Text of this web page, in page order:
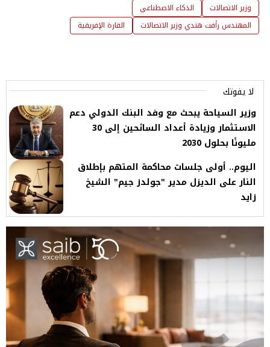
وزير الاتصالات
الذكاء الاصطناعي
المهندس رأفت هندي وزير الاتصالات
القارة الإفريقية
لا يفوتك
وزير السياحة يبحث مع وفد البنك الدولي دعم
الاستثمار وزيادة أعداد السائحين إلى 30
مليونًا بحلول 2030
اليوم.. أولى جلسات محاكمة المتهم بإطلاق
النار على الديزل مدير "جولدز جيم" الشيخ
زايد